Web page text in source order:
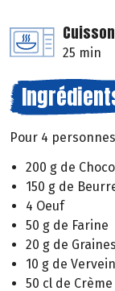
Cuisson
25 min
Pour 4 personnes
200 g de
150 g de
4 Oeuf
50 g de Farine
20 g de
10 g de
50 cl de